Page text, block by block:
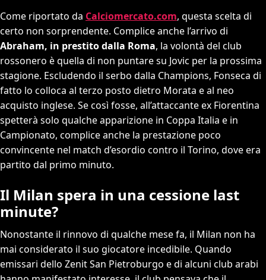
Come riportato da Calciomercato.com, questa scelta di
certo non sorprendente. Complice anche l’arrivo di
Abraham, in prestito dalla Roma, la volontà del club
rossonero è quella di non puntare su Jovic per la prossima
stagione. Escludendo il serbo dalla Champions, Fonseca di
fatto lo colloca al terzo posto dietro Morata e al neo
acquisto inglese. Se così fosse, all’attaccante ex Fiorentina
spetterà solo qualche apparizione in Coppa Italia e in
Campionato, complice anche la prestazione poco
convincente nel match d’esordio contro il Torino, dove era
partito dal primo minuto.
Il Milan spera in una cessione last
minute?
Nonostante il rinnovo di qualche mese fa, il Milan non ha
mai considerato il suo giocatore incedibile. Quando
emissari dello Zenit San Pietroburgo e di alcuni club arabi